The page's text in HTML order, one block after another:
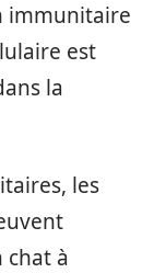
immunitaire
est
la
les
chat à